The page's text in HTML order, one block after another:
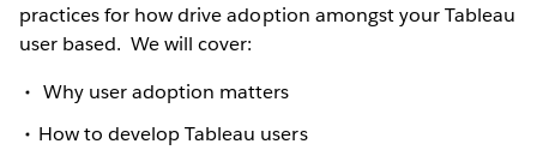
practices for how drive adoption amongst your Tableau
user based. We will cover:
Why user adoption matters
How to develop Tableau users